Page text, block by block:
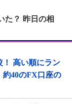
た？ 昨日の相
！ 高い順にラン
約40のFX口座の